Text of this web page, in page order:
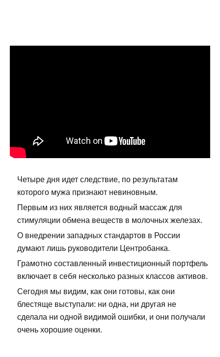
Четыре дня идет следствие, по результатам
которого мужа признают невиновным.
Первым из них является водный массаж для
стимуляции обмена веществ в молочных железах.
О внедрении западных стандартов в России
думают лишь руководители Центробанка.
Грамотно составленный инвестиционный портфель
включает в себя несколько разных классов активов.
Сегодня мы видим, как они готовы, как они
блестяще выступали: ни одна, ни другая не
сделала ни одной видимой ошибки, и они получали
очень хорошие оценки.